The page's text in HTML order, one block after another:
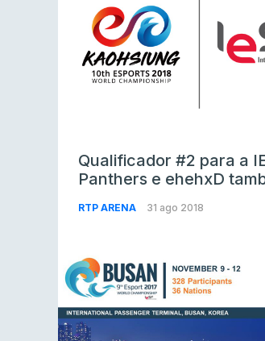
Qualificador #2 para a
Panthers e ehehxD
RTP ARENA 31 ago 2018